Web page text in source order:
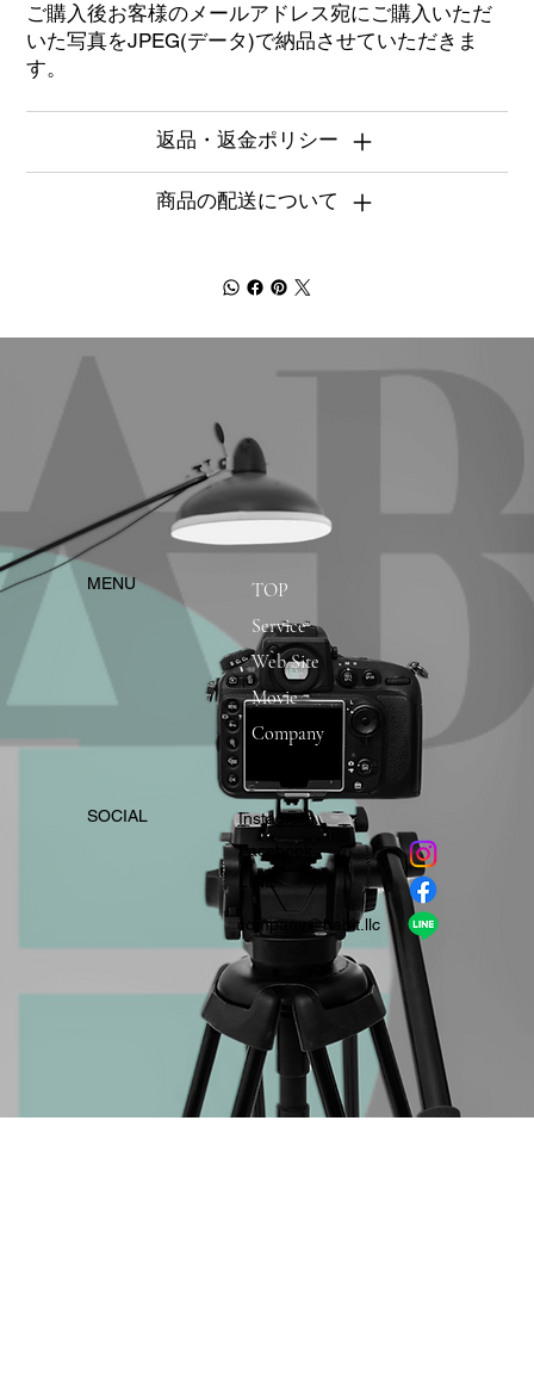
ご購入後お客様のメールアドレス宛にご購入いただ
いた写真をJPEG(データ)で納品させていただきま
す。
返品・返金ポリシー
商品の配送について
​MENU
TOP
Service
Web Site
Movie
Company
​SOCIAL
Instagram
​Facebook
company＠habit.llc